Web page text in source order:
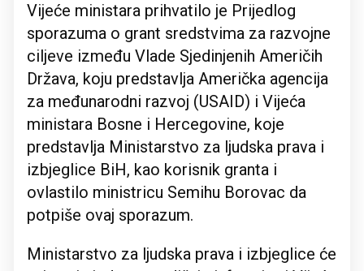
Vijeće ministara prihvatilo je Prijedlog
sporazuma o grant sredstvima za razvojne
ciljeve između Vlade Sjedinjenih Američih
Država, koju predstavlja Američka agencija
za međunarodni razvoj (USAID) i Vijeća
ministara Bosne i Hercegovine, koje
predstavlja Ministarstvo za ljudska prava i
izbjeglice BiH, kao korisnik granta i
ovlastilo ministricu Semihu Borovac da
potpiše ovaj sporazum.
Ministarstvo za ljudska prava i izbjeglice će